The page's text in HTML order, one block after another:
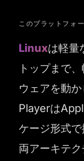
このプラットフォ
Linuxは軽量
トップまで
ウェアを動
Playerは
ケージ形式
両アーキテ